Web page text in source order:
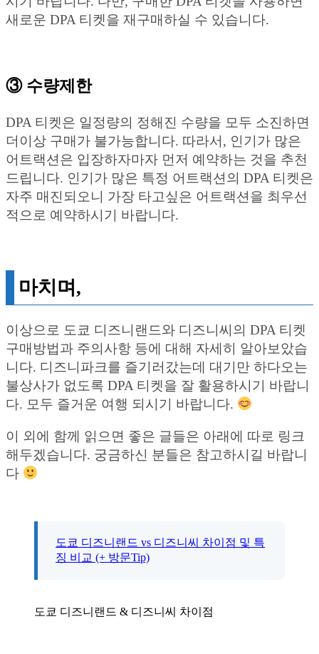
새로운 DPA 티켓을 재구매하실 수 있습니다.
③ 수량제한
DPA 티켓은 일정량의 정해진 수량을 모두 소진하면
더이상 구매가 불가능합니다. 따라서, 인기가 많은
어트랙션은 입장하자마자 먼저 예약하는 것을 추천
드립니다. 인기가 많은 특정 어트랙션의 DPA 티켓은
자주 매진되오니 가장 타고싶은 어트랙션을 최우선
적으로 예약하시기 바랍니다.
마치며,
이상으로 도쿄 디즈니랜드와 디즈니씨의 DPA 티켓
구매방법과 주의사항 등에 대해 자세히 알아보았습
니다. 디즈니파크를 즐기러갔는데 대기만 하다오는
불상사가 없도록 DPA 티켓을 잘 활용하시기 바랍니
다. 모두 즐거운 여행 되시기 바랍니다.
이 외에 함께 읽으면 좋은 글들은 아래에 따로 링크
해두겠습니다. 궁금하신 분들은 참고하시길 바랍니
다
도쿄 디즈니랜드 vs 디즈니씨 차이점 및 특
징 비교 (+ 방문Tip)
도쿄 디즈니랜드 & 디즈니씨 차이점